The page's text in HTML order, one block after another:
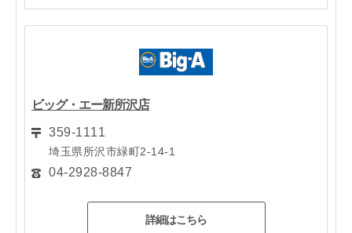
ビッグ・エー新所沢店
359-1111
埼玉県所沢市緑町2-14-1
04-2928-8847
詳細はこちら